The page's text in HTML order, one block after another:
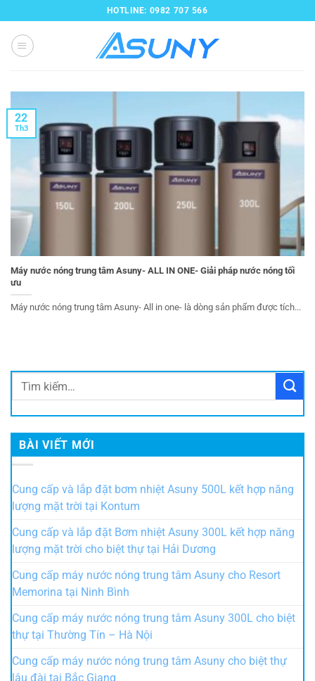
qua
nội
dung
HOTLINE: 0982 707 566
Máy nước nóng trung tâm Asuny- ALL IN ONE- Giải pháp nước nóng tối
ưu
Máy nước nóng trung tâm Asuny- All in one- là dòng sản phẩm được tích...
22
Th3
BÀI VIẾT MỚI
Cung cấp và lắp đặt bơm nhiệt Asuny 500L kết hợp năng
lượng mặt trời tại Kontum
Cung cấp và lắp đặt Bơm nhiệt Asuny 300L kết hợp năng
lượng mặt trời cho biệt thự tại Hải Dương
Cung cấp máy nước nóng trung tâm Asuny cho Resort
Memorina tại Ninh Bình
Cung cấp máy nước nóng trung tâm Asuny 300L cho biệt
thự tại Thường Tín – Hà Nội
Cung cấp máy nước nóng trung tâm Asuny cho biệt thự
lâu đài tại Bắc Giang